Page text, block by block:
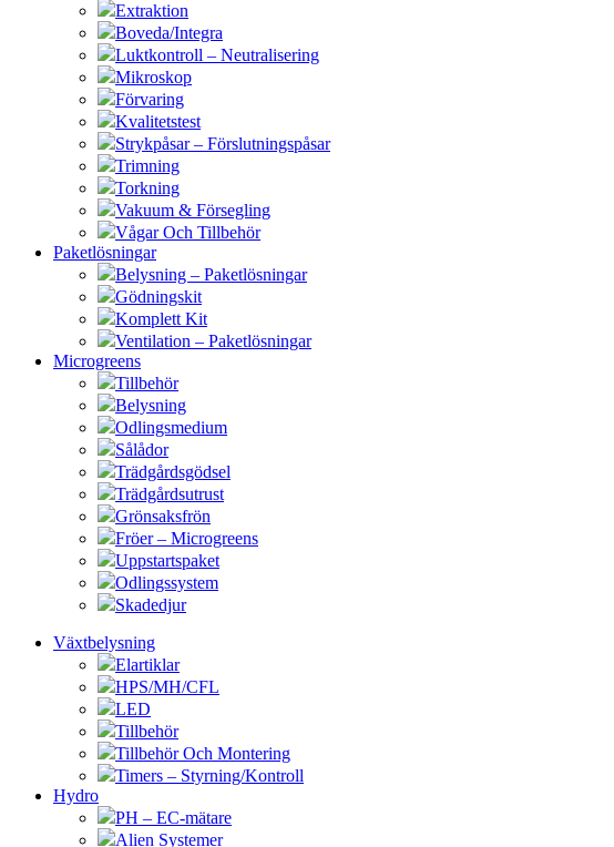
Extraktion
Boveda/Integra
Luktkontroll – Neutralisering
Mikroskop
Förvaring
Kvalitetstest
Strykpåsar – Förslutningspåsar
Trimning
Torkning
Vakuum & Försegling
Vågar Och Tillbehör
Paketlösningar
Belysning – Paketlösningar
Gödningskit
Komplett Kit
Ventilation – Paketlösningar
Microgreens
Tillbehör
Belysning
Odlingsmedium
Sålådor
Trädgårdsgödsel
Trädgårdsutrust
Grönsaksfrön
Fröer – Microgreens
Uppstartspaket
Odlingssystem
Skadedjur
Växtbelysning
Elartiklar
HPS/MH/CFL
LED
Tillbehör
Tillbehör Och Montering
Timers – Styrning/Kontroll
Hydro
PH – EC-mätare
Alien Systemer